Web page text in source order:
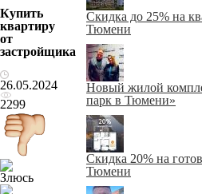
Купить
квартиру
от
застройщика
26.05.2024
2299
Скидка до 25% на
Тюмени
Новый жилой
парк в Тюмени»
Скидка 20% на
Тюмени